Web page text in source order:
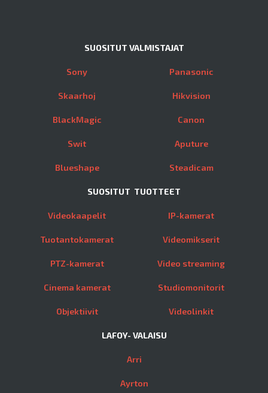
SUOSITUT VALMISTAJAT
Sony
Skaarhoj
BlackMagic
Swit
Blueshape
Panasonic
Hikvision
Canon
Aputure
Steadicam
SUOSITUT TUOTTEET
Videokaapelit
Tuotantokamerat
PTZ-kamerat
Cinema kamerat
Objektiivit
IP-kamerat
Videomikserit
Video streaming
Studiomonitorit
Videolinkit
LAFOY- VALAISU
Arri
Ayrton